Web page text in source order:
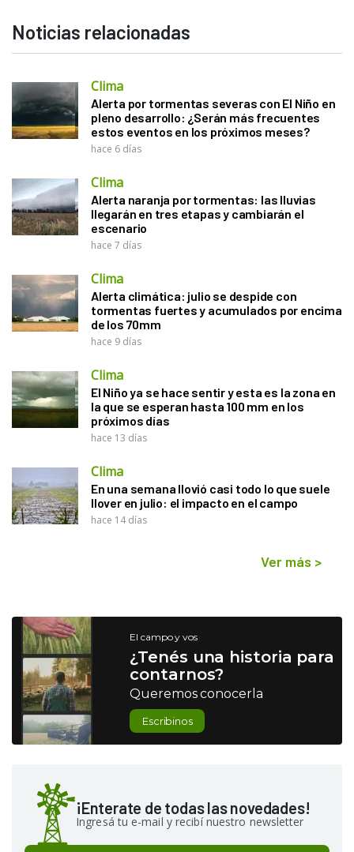
Noticias relacionadas
Clima
Alerta por tormentas severas con El Niño en
pleno desarrollo: ¿Serán más frecuentes
estos eventos en los próximos meses?
hace 6 días
Clima
Alerta naranja por tormentas: las lluvias
llegarán en tres etapas y cambiarán el
escenario
hace 7 días
Clima
Alerta climática: julio se despide con
tormentas fuertes y acumulados por encima
de los 70mm
hace 9 días
Clima
El Niño ya se hace sentir y esta es la zona en
la que se esperan hasta 100 mm en los
próximos días
hace 13 días
Clima
En una semana llovió casi todo lo que suele
llover en julio: el impacto en el campo
hace 14 días
Ver más >
El campo y vos
¿Tenés una historia para
contarnos?
Queremos conocerla
Escribinos
¡Enterate de todas las novedades!
Ingresá tu e-mail y recibí nuestro newsletter